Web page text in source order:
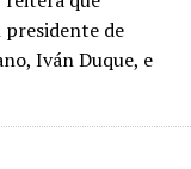
presidente de
Iván Duque, e